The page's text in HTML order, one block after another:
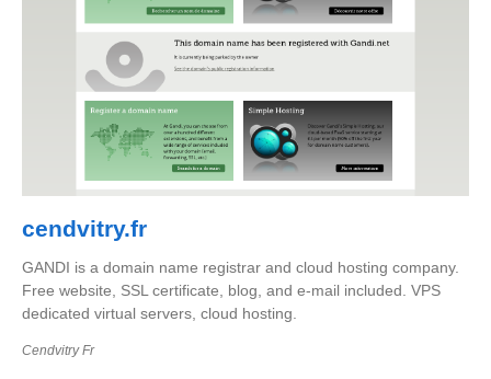
cendvitry.fr
GANDI is a domain name registrar and cloud hosting company.
Free website, SSL certificate, blog, and e-mail included. VPS
dedicated virtual servers, cloud hosting.
Cendvitry Fr